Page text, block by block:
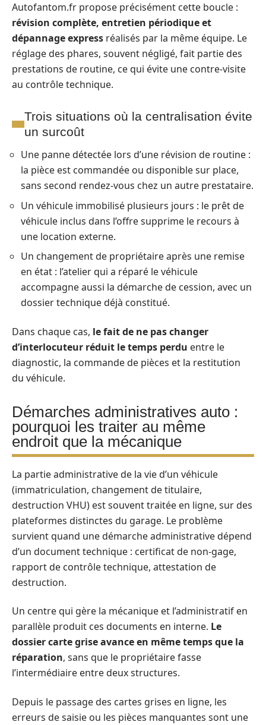
Autofantom.fr propose précisément cette boucle :
révision complète, entretien périodique et
dépannage express réalisés par la même équipe. Le
réglage des phares, souvent négligé, fait partie des
prestations de routine, ce qui évite une contre-visite
au contrôle technique.
Trois situations où la centralisation évite
un surcoût
Une panne détectée lors d’une révision de routine :
la pièce est commandée ou disponible sur place,
sans second rendez-vous chez un autre prestataire.
Un véhicule immobilisé plusieurs jours : le prêt de
véhicule inclus dans l’offre supprime le recours à
une location externe.
Un changement de propriétaire après une remise
en état : l’atelier qui a réparé le véhicule
accompagne aussi la démarche de cession, avec un
dossier technique déjà constitué.
Dans chaque cas, le fait de ne pas changer
d’interlocuteur réduit le temps perdu entre le
diagnostic, la commande de pièces et la restitution
du véhicule.
Démarches administratives auto :
pourquoi les traiter au même
endroit que la mécanique
La partie administrative de la vie d’un véhicule
(immatriculation, changement de titulaire,
destruction VHU) est souvent traitée en ligne, sur des
plateformes distinctes du garage. Le problème
survient quand une démarche administrative dépend
d’un document technique : certificat de non-gage,
rapport de contrôle technique, attestation de
destruction.
Un centre qui gère la mécanique et l’administratif en
parallèle produit ces documents en interne. Le
dossier carte grise avance en même temps que la
réparation, sans que le propriétaire fasse
l’intermédiaire entre deux structures.
Depuis le passage des cartes grises en ligne, les
erreurs de saisie ou les pièces manquantes sont une